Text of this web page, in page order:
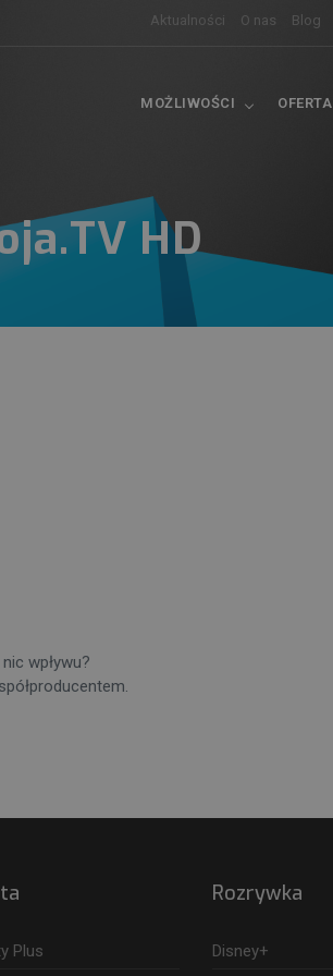
Aktualności O nas Blog
MOŻLIWOŚCI OFERTA
HD
wpływu?
Plus
Rozrywka
Disney+